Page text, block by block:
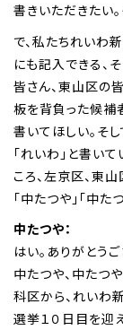
書きいただきたい
で、私たちれいわ
にも記入できる、
皆さん、東山区の
板を背負った候補
書いてほしい。そ
「れいわ」と書い
ころ、左京区、東
「中たつや」「中
中たつや：
はい。ありがとう
中たつや、中たつ
科区から、れいわ
選挙１０日目を迎